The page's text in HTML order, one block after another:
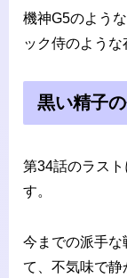
機神G5のよう
ック侍のような
黒い精子
第34話のラス
す。
今までの派手な
て、不気味で静